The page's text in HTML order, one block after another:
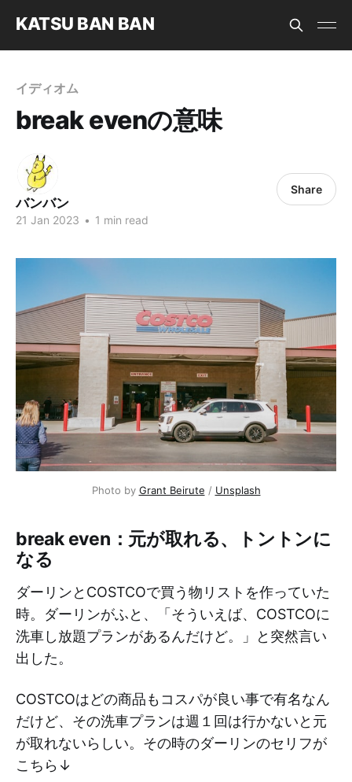
KATSU BAN BAN
イディオム
break evenの意味
バンバン
21 Jan 2023 • 1 min read
Share
Photo by Grant Beirute / Unsplash
break even：元が取れる、トントンに
なる
ダーリンとCOSTCOで買う物リストを作っていた
時。ダーリンがふと、「そういえば、COSTCOに
洗車し放題プランがあるんだけど。」と突然言い
出した。
COSTCOはどの商品もコスパが良い事で有名なん
だけど、その洗車プランは週１回は行かないと元
が取れないらしい。その時のダーリンのセリフが
こちら↓